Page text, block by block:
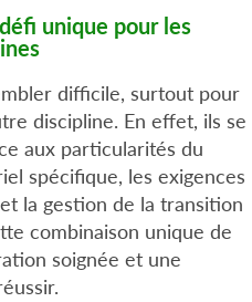
unique pour les
difficile, surtout pour
discipline. En effet, ils se
aux particularités du
spécifique, les exigences
la gestion de la transition
combinaison unique de
soignée et une